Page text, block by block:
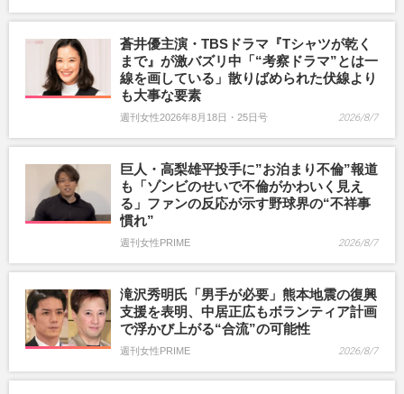
蒼井優主演・TBSドラマ『Tシャツが乾く
まで』が激バズリ中「“考察ドラマ”とは一
線を画している」散りばめられた伏線より
も大事な要素
週刊女性2026年8月18日・25日号 2026/8/7
巨人・高梨雄平投手に”お泊まり不倫”報道
も「ゾンビのせいで不倫がかわいく見え
る」ファンの反応が示す野球界の“不祥事
慣れ”
週刊女性PRIME 2026/8/7
滝沢秀明氏「男手が必要」熊本地震の復興
支援を表明、中居正広もボランティア計画
で浮かび上がる“合流”の可能性
週刊女性PRIME 2026/8/7